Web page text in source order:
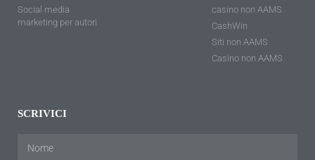
Social media
marketing per autori
casino non AAMS
CashWin
Siti non AAMS
Casino non AAMS
SCRIVICI